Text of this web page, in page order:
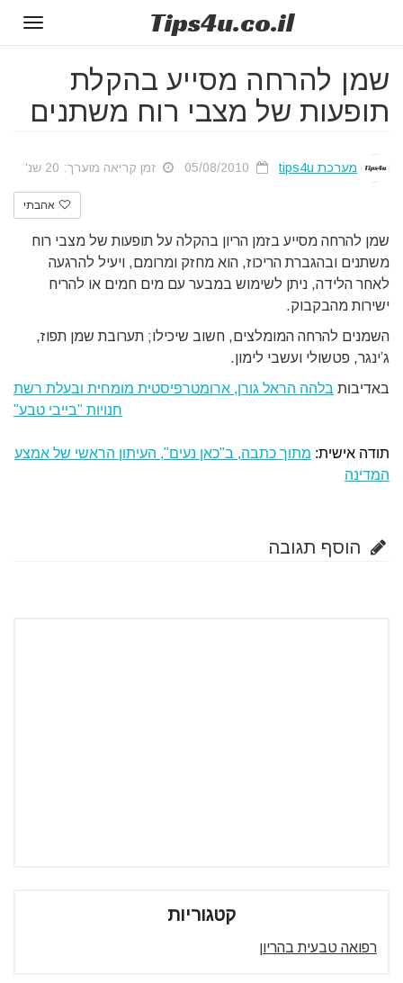
Tips4u.co.il
שמן להרחה מסייע בהקלת
תופעות של מצבי רוח משתנים
מערכת tips4u זמן קריאה מוערך: 20 שנ'
אהבתי
שמן להרחה מסייע בזמן הריון בהקלה על תופעות של מצבי רוח
משתנים ובהגברת הריכוז, הוא מחזק ומרומם, ויעיל להרגעה
לאחר הלידה, ניתן לשימוש במבער עם מים חמים או להריח
ישירות מהבקבוק.
השמנים להרחה המומלצים, חשוב שיכילו; תערובת שמן תפוז,
ג’ינגר, פטשולי ועשבי לימון.
באדיבות בלהה הראל גורן, ארומטרפיסטית מומחית ובעלת רשת
חנויות "בייבי טבע"
תודה אישית: מתוך כתבה, ב"כאן נעים", העיתון הראשי של אמצע
המדינה
הוסף תגובה
קטגוריות
רפואה טבעית בהריון